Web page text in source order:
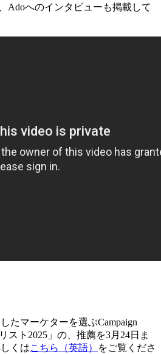
Adoへのインタビューも掲載して
たマーケターを選ぶCampaign
スト2025」の、推薦を3月24日ま
くはこちら（英語）
をご覧くださ